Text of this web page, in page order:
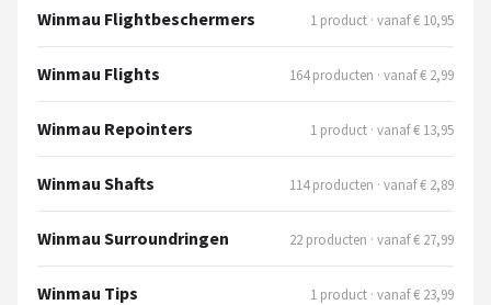
Winmau Flightbeschermers 1 product · vanaf € 10,95
Winmau Flights 164 producten · vanaf € 2,99
Winmau Repointers 1 product · vanaf € 13,95
Winmau Shafts 114 producten · vanaf € 2,89
Winmau Surroundringen 22 producten · vanaf € 27,99
Winmau Tips 1 product · vanaf € 23,99